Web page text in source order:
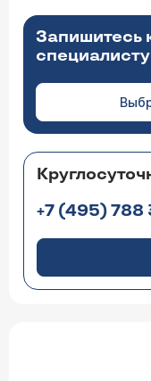
Запишитесь
специалисту
+7 (495) 788